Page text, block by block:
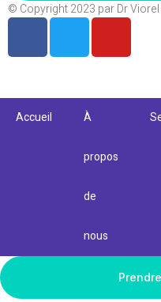
© Copyright 2023 par Dr
Accueil À
propos
de
nous